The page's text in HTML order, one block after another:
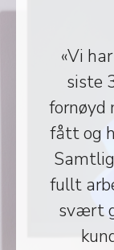
«Vi
siste
fornøyd
fått og
fullt
svært